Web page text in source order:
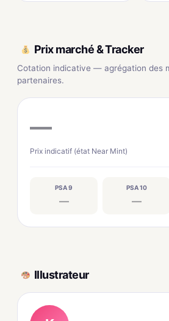
Prix marché & Tracker
Cotation indicative — agrégation des
partenaires.
—
Prix indicatif (état Near Mint)
PSA 9
—
PSA 10
—
Illustrateur